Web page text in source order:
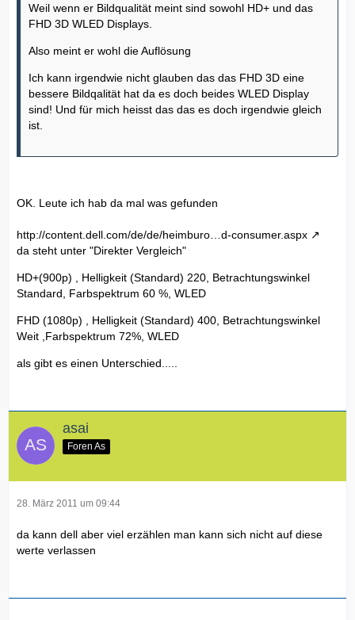
Weil wenn er Bildqualität meint sind sowohl HD+ und das
FHD 3D WLED Displays.
Also meint er wohl die Auflösung
Ich kann irgendwie nicht glauben das das FHD 3D eine
bessere Bildqalität hat da es doch beides WLED Display
sind! Und für mich heisst das das es doch irgendwie gleich
ist.
OK. Leute ich hab da mal was gefunden
http://content.dell.com/de/de/heimburo…d-consumer.aspx
da steht unter "Direkter Vergleich"
HD+(900p) , Helligkeit (Standard) 220, Betrachtungswinkel
Standard, Farbspektrum 60 %, WLED
FHD (1080p) , Helligkeit (Standard) 400, Betrachtungswinkel
Weit ,Farbspektrum 72%, WLED
als gibt es einen Unterschied.....
asai
Foren As
28. März 2011 um 09:44
da kann dell aber viel erzählen man kann sich nicht auf diese
werte verlassen